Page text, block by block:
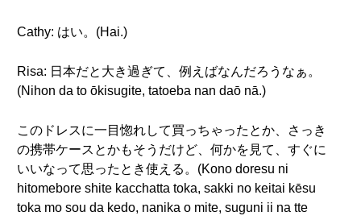
Cathy: はい。(Hai.)
Risa: 日本だと大き過ぎて、例えばなんだろうなぁ。
(Nihon da to ōkisugite, tatoeba nan daō nā.)
このドレスに一目惚れして買っちゃったとか、さっき
の携帯ケースとかもそうだけど、何かを見て、すぐに
いいなって思ったとき使える。(Kono doresu ni
hitomebore shite kacchatta toka, sakki no keitai kēsu
toka mo sou da kedo, nanika o mite, suguni ii na tte